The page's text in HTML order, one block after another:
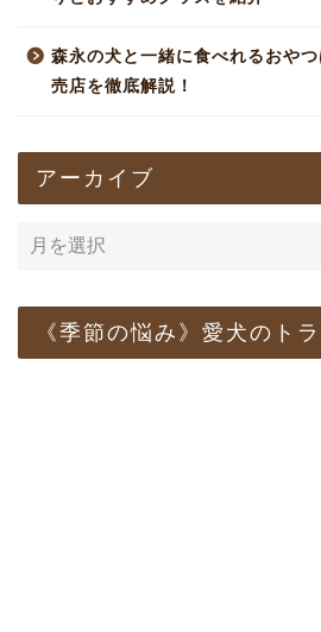
森永の犬と一緒に食べれるおや
売店を徹底解説！
アーカイブ
《季節の悩み》愛犬のト